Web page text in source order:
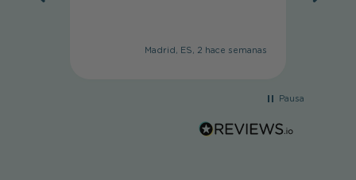
Madrid, ES, 2 hace semanas
Pausa